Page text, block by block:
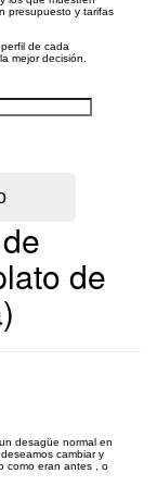
presupuesto y tarifas
de cada
mejor decisión.
de
desagüe normal en
cambiar y
como eran antes , o